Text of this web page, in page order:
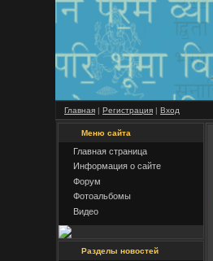
Главная | Регистрация | Вход
Меню сайта
Главная страница
Информация о сайте
Форум
Фотоальбомы
Видео
Разделы новостей